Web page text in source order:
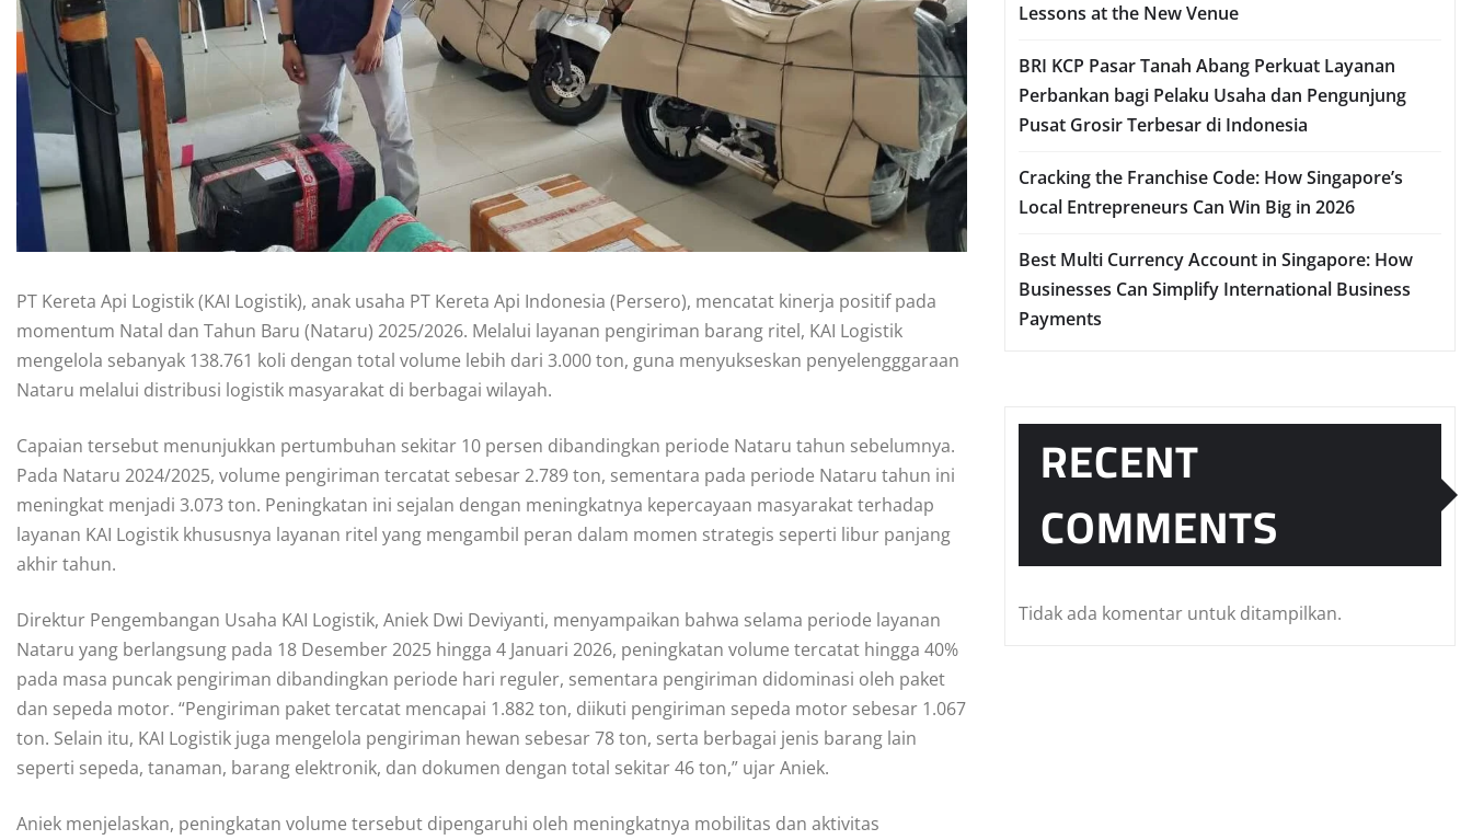
PT Kereta Api Logistik (KAI Logistik), anak usaha PT Kereta Api Indonesia (Persero), mencatat kinerja positif pada
momentum Natal dan Tahun Baru (Nataru) 2025/2026. Melalui layanan pengiriman barang ritel, KAI Logistik
mengelola sebanyak 138.761 koli dengan total volume lebih dari 3.000 ton, guna menyukseskan penyelengggaraan
Nataru melalui distribusi logistik masyarakat di berbagai wilayah.
Capaian tersebut menunjukkan pertumbuhan sekitar 10 persen dibandingkan periode Nataru tahun sebelumnya.
Pada Nataru 2024/2025, volume pengiriman tercatat sebesar 2.789 ton, sementara pada periode Nataru tahun ini
meningkat menjadi 3.073 ton. Peningkatan ini sejalan dengan meningkatnya kepercayaan masyarakat terhadap
layanan KAI Logistik khususnya layanan ritel yang mengambil peran dalam momen strategis seperti libur panjang
akhir tahun.
Direktur Pengembangan Usaha KAI Logistik, Aniek Dwi Deviyanti, menyampaikan bahwa selama periode layanan
Nataru yang berlangsung pada 18 Desember 2025 hingga 4 Januari 2026, peningkatan volume tercatat hingga 40%
pada masa puncak pengiriman dibandingkan periode hari reguler, sementara pengiriman didominasi oleh paket
dan sepeda motor. “Pengiriman paket tercatat mencapai 1.882 ton, diikuti pengiriman sepeda motor sebesar 1.067
ton. Selain itu, KAI Logistik juga mengelola pengiriman hewan sebesar 78 ton, serta berbagai jenis barang lain
seperti sepeda, tanaman, barang elektronik, dan dokumen dengan total sekitar 46 ton,” ujar Aniek.
Aniek menjelaskan, peningkatan volume tersebut dipengaruhi oleh meningkatnya mobilitas dan aktivitas
Lessons at the New Venue
BRI KCP Pasar Tanah Abang Perkuat Layanan
Perbankan bagi Pelaku Usaha dan Pengunjung
Pusat Grosir Terbesar di Indonesia
Cracking the Franchise Code: How Singapore’s
Local Entrepreneurs Can Win Big in 2026
Best Multi Currency Account in Singapore: How
Businesses Can Simplify International Business
Payments
RECENT
COMMENTS
Tidak ada komentar untuk ditampilkan.